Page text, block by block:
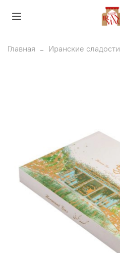
Главная Иранские сладости